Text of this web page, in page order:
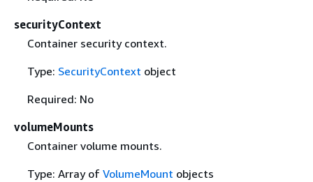
securityContext
Container security context.
Type: SecurityContext object
Required: No
volumeMounts
Container volume mounts.
Type: Array of VolumeMount objects